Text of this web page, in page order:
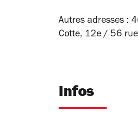
Autres adresses :
Cotte, 12e / 56
Infos